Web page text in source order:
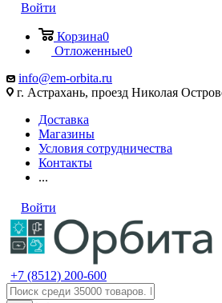
Войти
Корзина0
Отложенные0
info@em-orbita.ru
г. Астрахань, проезд Николая
Доставка
Магазины
Условия сотрудничества
Контакты
...
Войти
+7 (8512) 200-600